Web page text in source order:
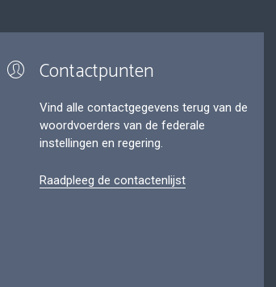
Contactpunten
Vind alle contactgegevens terug van de
woordvoerders van de federale
instellingen en regering.
Raadpleeg de contactenlijst